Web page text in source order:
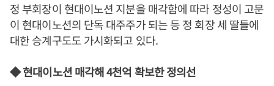
정 부회장이 현대이노션 지분을 매각함에 따라 정성이 고문
이 현대이노션의 단독 대주주가 되는 등 정 회장 세 딸들에
대한 승계구도도 가시화되고 있다.
◆ 현대이노션 매각해 4천억 확보한 정의선